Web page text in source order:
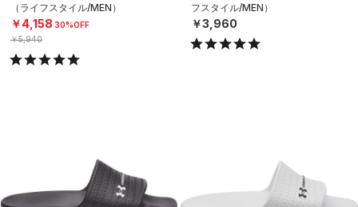
（ライフスタイル/MEN）
￥4,158 30%OFF
￥5,940
フスタイル/MEN）
￥3,960